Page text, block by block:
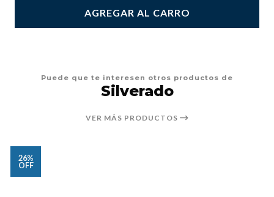
AGREGAR AL CARRO
Puede que te interesen otros productos de
Silverado
VER MÁS PRODUCTOS
26%
OFF